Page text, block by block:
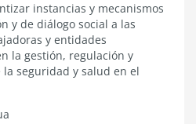
instancias y mecanismos
y de diálogo social a las
y entidades
la gestión, regulación y
seguridad y salud en el